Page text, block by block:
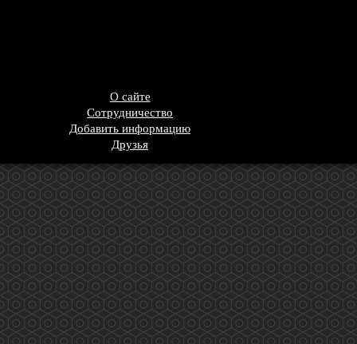
О сайте
Сотрудничество
Добавить информацию
Друзья